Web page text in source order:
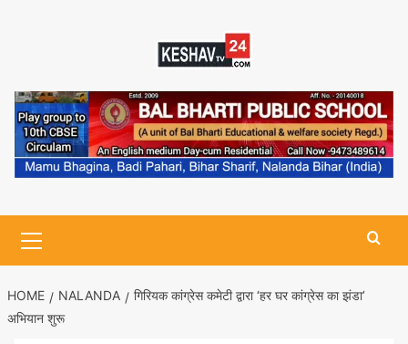
Menu
HOME NALANDA
गिरियक कांग्रेस कमेटी द्वारा ‘हर घर कांग्रेस का झंडा’
अभियान शुरू